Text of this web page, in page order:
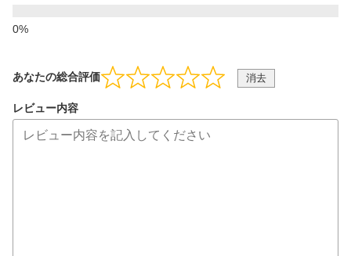
あなたの総合評価 消去
レビュー内容